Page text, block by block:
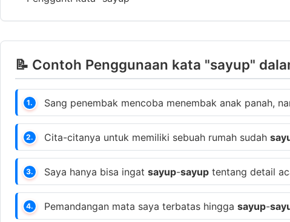
📝 Contoh Penggunaan kata "sayup"
1. Sang penembak mencoba menembak anak panah,
2. Cita-citanya untuk memiliki sebuah rumah sudah
3. Saya hanya bisa ingat sayup-sayup tentang detail
4. Pemandangan mata saya terbatas hingga sayup-